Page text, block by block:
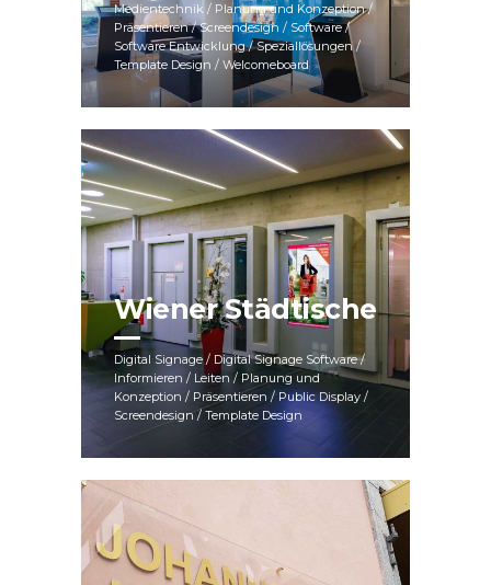
Medientechnik / Planung und Konzeption /
Präsentieren / Screendesign / Software /
Software Entwicklung / Speziallösungen /
Template Design / Welcomeboard
Wiener Städtische
Digital Signage / Digital Signage Software /
Informieren / Leiten / Planung und
Konzeption / Präsentieren / Public Display /
Screendesign / Template Design